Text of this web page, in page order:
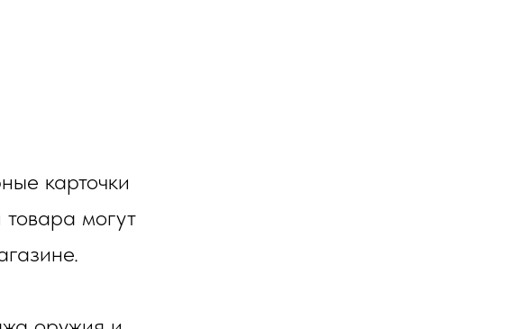
карточки
могут